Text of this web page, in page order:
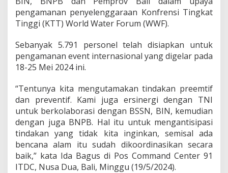
a
n
k
O
p
n
g
C
e
e
m
pengamanan penyelenggaraan Konfrensi Tingkat
Tinggi (KTT) World Water Forum (WWF).
Sebanyak 5.791 personel telah disiapkan untuk
pengamanan event internasional yang digelar pada
18-25 Mei 2024 ini.
“Tentunya kita mengutamakan tindakan preemtif
dan preventif. Kami juga ersinergi dengan TNI
untuk berkolaborasi dengan BSSN, BIN, kemudian
dengan juga BNPB. Hal itu untuk mengantisipasi
tindakan yang tidak kita inginkan, semisal ada
bencana alam itu sudah dikoordinasikan secara
baik,” kata Ida Bagus di Pos Command Center 91
ITDC, Nusa Dua, Bali, Minggu (19/5/2024).